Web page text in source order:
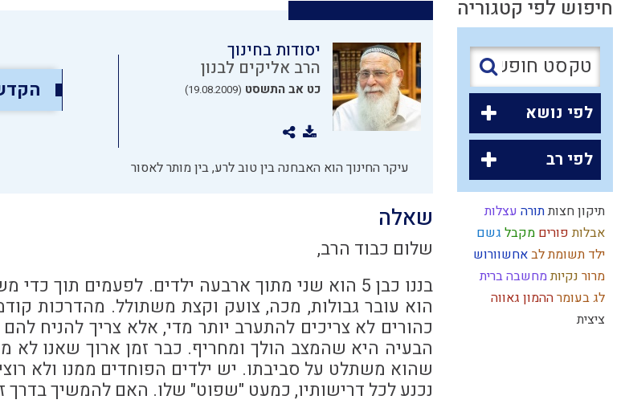
חיפוש לפי קטגוריה
לפי נושא
לפי רב
תיקון חצותתורה עצלות
אבלותפורים מקבל גשם
ילד תשומת לבאחשוורוש
מרור נקיותמחשבהברית
לג בעומרההמון גאווה
ציצית
יסודות בחינוך
הרב אליקים לבנון
כט אב התשסט (19.08.2009)
עיקר החינוך הוא האבחנה בין טוב לרע, בין מותר לאסור
שאלה
שלום כבוד הרב,
בננו כבן 5 הוא שני מתוך ארבעה ילדים. לפעמים תוך
הוא עובר גבולות, מכה, צועק וקצת משתולל. מהדרכות
כהורים לא צריכים להתערב יותר מדי, אלא צריך להניח
הבעיה היא שהמצב הולך ומחריף. כבר זמן ארוך שאנו לא
שהוא משתלט על סביבתו. יש ילדים הפוחדים ממנו ולא
נכנע לכל דרישותיו, כמעט "שפוט" שלו. האם להמשיך בדרך